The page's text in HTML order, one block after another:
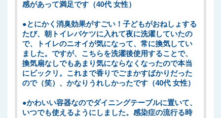
感があって満足です（40代 女性）
●とにかく消臭効果がすごい！子どもがおねしょする
たび、朝トイレバケツに入れて夜に洗濯していたの
で、トイレのニオイが気になって、常に換気してい
ました。ですが、こちらを洗濯後使用することで、
換気扇なしでもあまり気にならなくなったので本当
にビックリ。これまで香りでごまかすばかりだった
ので（笑）、かなりうれしかったです（40代 女性）
●かわいい容器なのでダイニングテーブルに置いて、
いつでも使えるようにしました。感染症の流行る時